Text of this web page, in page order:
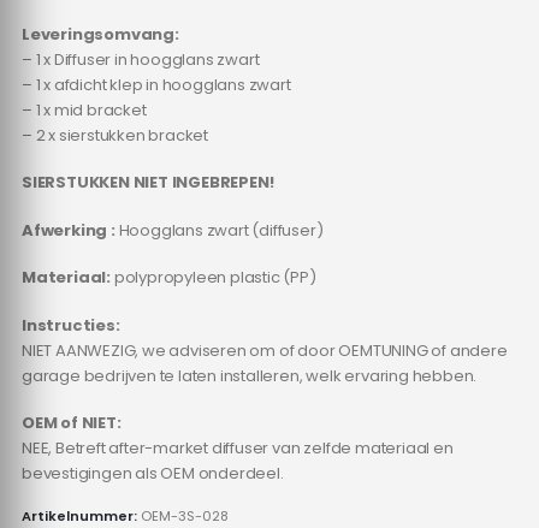
Leveringsomvang:
– 1 x Diffuser in hoogglans zwart
– 1 x afdicht klep in hoogglans zwart
– 1 x mid bracket
– 2 x sierstukken bracket
SIERSTUKKEN NIET INGEBREPEN!
Afwerking : Hoogglans zwart (diffuser)
Materiaal: polypropyleen plastic (PP)
Instructies:
NIET AANWEZIG, we adviseren om of door OEMTUNING of andere
garage bedrijven te laten installeren, welk ervaring hebben.
OEM of NIET:
NEE, Betreft after-market diffuser van zelfde materiaal en
bevestigingen als OEM onderdeel.
Artikelnummer: OEM-3S-028